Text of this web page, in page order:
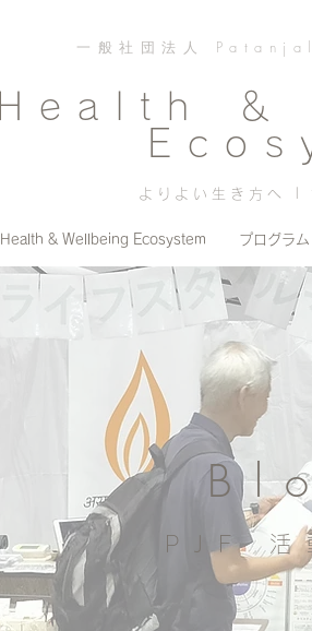
一般社団法人
Health ＆
よりよい生き方へ |
Health & Wellbeing Ecosystem プログラ
PJF ​活